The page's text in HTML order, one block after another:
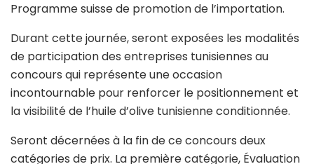
Programme suisse de promotion de l’importation.
Durant cette journée, seront exposées les modalités
de participation des entreprises tunisiennes au
concours qui représente une occasion
incontournable pour renforcer le positionnement et
la visibilité de l’huile d’olive tunisienne conditionnée.
Seront décernées à la fin de ce concours deux
catégories de prix. La première catégorie, Évaluation